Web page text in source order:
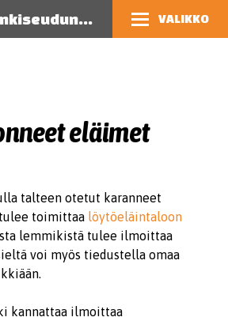
Pääkaupunkiseudun eläinsuojeluyhdistys VALIKKO
eläimet
talteen otetut karanneet
toimittaa löytöeläintaloon
lemmikistä tulee ilmoittaa
voi myös tiedustella omaa
kannattaa ilmoittaa